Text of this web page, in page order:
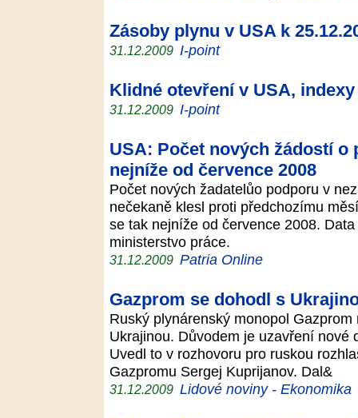
Zásoby plynu v USA k
31.12.2009 I-point
Klidné otevření v USA,
31.12.2009 I-point
USA: Počet nových žádostí
nejníže od července 2008
Počet nových žadatelůo podporu v
nečekaně klesl proti předchozímu
se tak nejníže od července 2008.
ministerstvo práce.
31.12.2009 Patria Online
Gazprom se dohodl s
Ruský plynárenský monopol
Ukrajinou. Důvodem je uzavření nové
Uvedl to v rozhovoru pro ruskou
Gazpromu Sergej Kuprijanov. Dal&
31.12.2009 Lidové noviny - Ekonomika